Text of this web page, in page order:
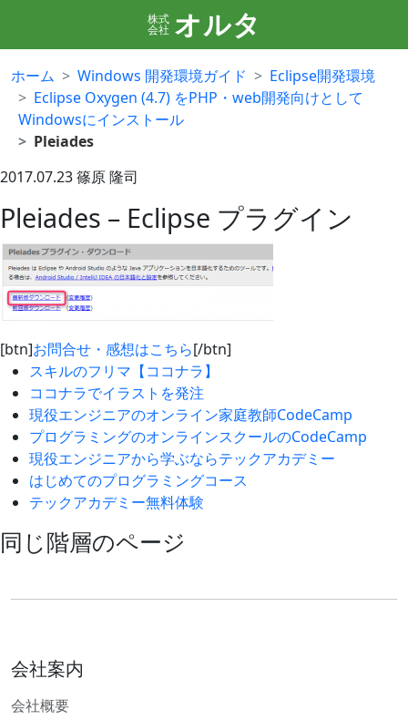
株式
会社 オルタ
ホーム Windows 開発環境ガイド
Eclipse開発環境
Eclipse Oxygen (4.7) をPHP・web開発向けとして
Windowsにインストール
Pleiades
2017.07.23篠原 隆司
Pleiades – Eclipse プラグイン
[btn]お問合せ・感想はこちら[/btn]
スキルのフリマ【ココナラ】
ココナラでイラストを発注
現役エンジニアのオンライン家庭教師CodeCamp
プログラミングのオンラインスクールのCodeCamp
現役エンジニアから学ぶならテックアカデミー
はじめてのプログラミングコース
テックアカデミー無料体験
同じ階層のページ
会社案内
会社概要